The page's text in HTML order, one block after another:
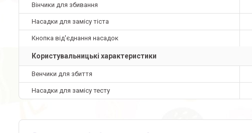
Вінчики для збивання
Насадки для замісу тіста
Кнопка від'єднання насадок
Користувальницькі характеристики
Венчики для збиття
Насадки для замісу тесту